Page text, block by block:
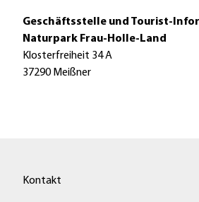
Geschäftsstelle und Tourist-
Naturpark Frau-Holle-Land
Klosterfreiheit 34 A
37290 Meißner
Kontakt